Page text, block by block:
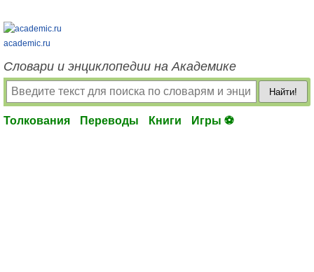
academic.ru
Словари и энциклопедии на Академике
Найти!
Толкования Переводы Книги Игры ⚽